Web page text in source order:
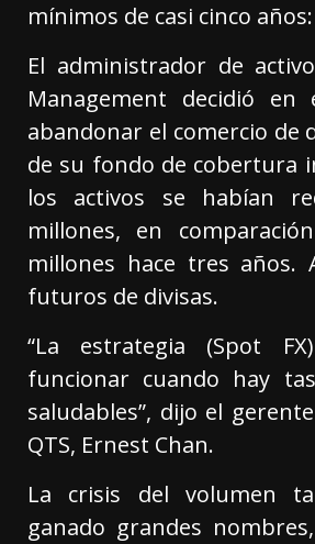
mínimos de casi cinco años:
El administrador de
Management decidió en
abandonar el comercio de
de su fondo de cobertura
los activos se habían
millones, en
millones hace tres años.
futuros de divisas.
“La estrategia (Spot
funcionar cuando hay
saludables”, dijo el
QTS, Ernest Chan.
La crisis del volumen
ganado grandes